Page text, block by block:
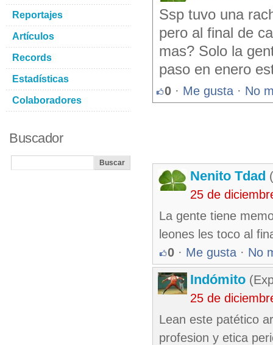
Ssp tuvo una
pero al final de
mas? Solo la
paso en enero
0 · Me gusta · No
Nenito Tdad
25 de
La gente tiene
leones les toco al
0 · Me gusta · No
Indómito
25 de
Lean este patético
profesion y etica
Reportajes
Artículos
Records
Estadísticas
Colaboradores
Buscador